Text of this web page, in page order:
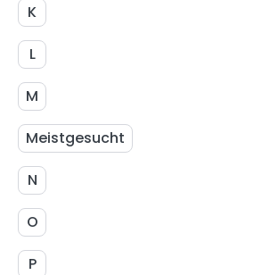
K
L
M
Meistgesucht
N
O
P